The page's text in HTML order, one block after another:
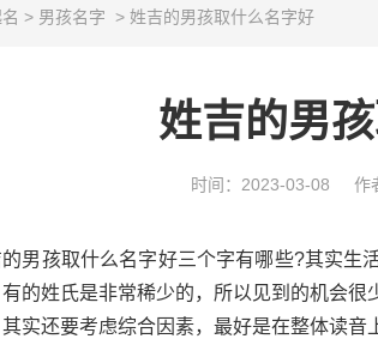
> 男孩名字 > 姓吉的男孩取什么名字好
姓吉的男
时间：2023-03-08 作
男孩取什么名字好三个字有哪些?其实生
的姓氏是非常稀少的，所以见到的机会
其实还要考虑综合因素，最好是在整体读音